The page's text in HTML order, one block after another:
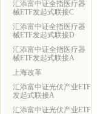
汇添富中证全指医疗器
械ETF发起式联接C
汇添富中证全指医疗器
械ETF发起式联接D
汇添富中证全指医疗器
械ETF发起式联接A
上海改革
汇添富中证光伏产业ETF
发起式联接A
汇添富中证光伏产业ETF